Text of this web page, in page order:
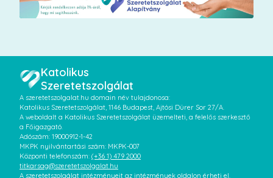
Katolikus
Szeretetszolgálat
A szeretetszolgalat.hu domain név tulajdonosa:
Katolikus Szeretetszolgálat, 1146 Budapest, Ajtósi Dürer Sor 27/A.
A weboldalt a Katolikus Szeretetszolgálat üzemelteti, a felelős szerkesztő
a Főigazgató.
Adószám: 19000912-1-42
MKPK nyilvántartási szám: MKPK-007
Központi telefonszám: (+36 1) 479 2000
titkarsag@szeretetszolgalat.hu
A szeretetszolgálat intézményeit az intézmények oldalon érheti el.